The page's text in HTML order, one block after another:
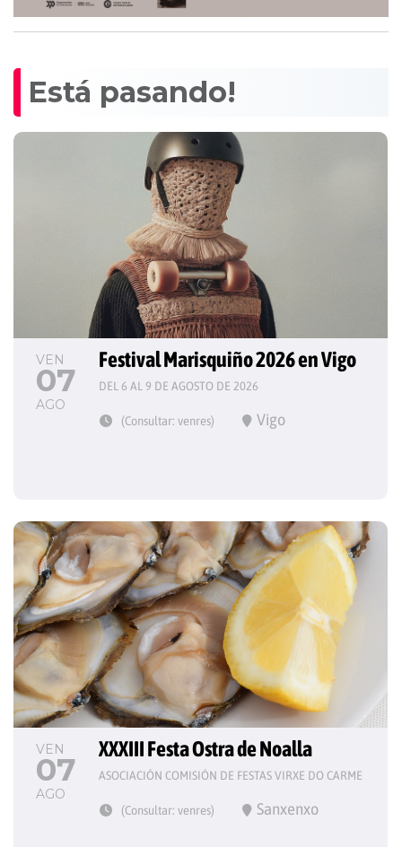
Está pasando!
VEN
07
AGO
Festival Marisquiño 2026 en Vigo
DEL 6 AL 9 DE AGOSTO DE 2026
(Consultar: venres) Vigo
VEN
07
AGO
XXXIII Festa Ostra de Noalla
ASOCIACIÓN COMISIÓN DE FESTAS VIRXE DO CARME
(Consultar: venres) Sanxenxo